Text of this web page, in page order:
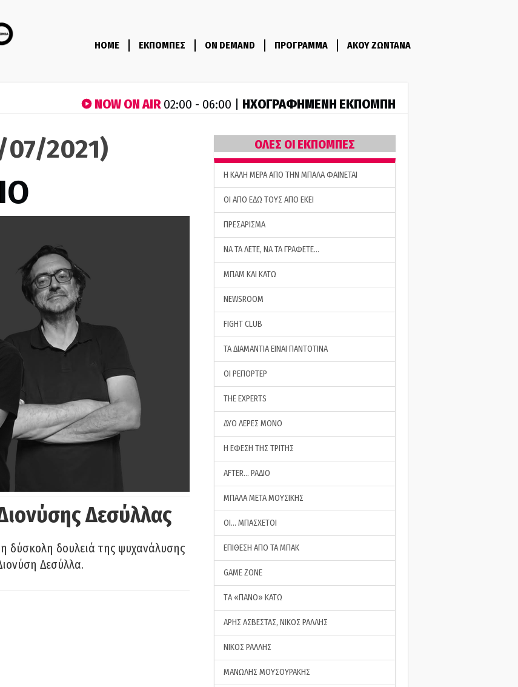
HOME ΕΚΠΟΜΠΕΣ ON DEMAND ΠΡΟΓΡΑΜΜΑ ΑΚΟΥ ΖΩΝΤΑΝΑ
NOW ON AIR02:00 - 06:00 | ΗΧΟΓΡΑΦΗΜΕΝΗ ΕΚΠΟΜΠΗ
2021)
Δεσύλλας
δύσκολη δουλειά της ψυχανάλυσης
Δεσύλλα.
ΟΛΕΣ ΟΙ ΕΚΠΟΜΠΕΣ
H ΚΑΛΗ ΜΕΡΑ ΑΠΟ ΤΗΝ ΜΠΑΛΑ ΦΑΙΝΕΤΑΙ
ΟΙ ΑΠΟ ΕΔΩ ΤΟΥΣ ΑΠΟ ΕΚΕΙ
ΠΡΕΣΑΡΙΣΜΑ
ΝΑ ΤΑ ΛΕΤΕ, ΝΑ ΤΑ ΓΡΑΦΕΤΕ…
ΜΠΑΜ ΚΑΙ ΚΑΤΩ
NEWSROOM
FIGHT CLUB
ΤΑ ΔΙΑΜΑΝΤΙΑ ΕΙΝΑΙ ΠΑΝΤΟΤΙΝΑ
ΟΙ ΡΕΠΟΡΤΕΡ
THE EXPERTS
ΔΥΟ ΛΕΡΕΣ ΜΟΝΟ
Η ΕΦΕΣΗ ΤΗΣ ΤΡΙΤΗΣ
AFTER… ΡΑΔΙΟ
ΜΠΑΛΑ ΜΕΤΑ ΜΟΥΣΙΚΗΣ
ΟΙ… ΜΠΑΣΧΕΤΟΙ
ΕΠΙΘΕΣΗ ΑΠΟ ΤΑ ΜΠΑΚ
GAME ZONE
ΤA «ΠΑΝΟ» ΚΑΤΩ
ΑΡΗΣ ΑΣΒΕΣΤΑΣ, ΝΙΚΟΣ ΡΑΛΛΗΣ
ΝΙΚΟΣ ΡΑΛΛΗΣ
ΜΑΝΩΛΗΣ ΜΟΥΣΟΥΡΑΚΗΣ